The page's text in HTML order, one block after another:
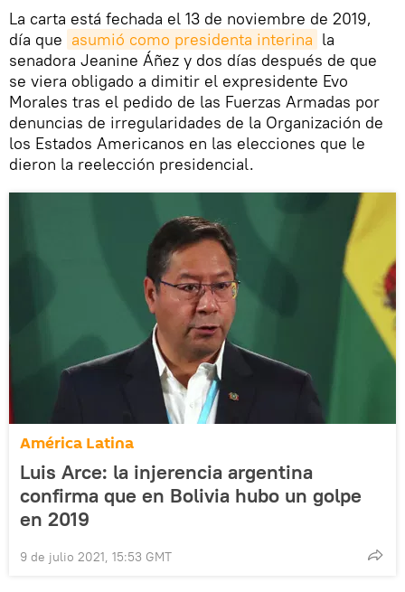
La carta está fechada el 13 de noviembre de 2019,
día que asumió como presidenta interina la
senadora Jeanine Áñez y dos días después de que
se viera obligado a dimitir el expresidente Evo
Morales tras el pedido de las Fuerzas Armadas por
denuncias de irregularidades de la Organización de
los Estados Americanos en las elecciones que le
dieron la reelección presidencial.
América Latina
Luis Arce: la injerencia argentina
confirma que en Bolivia hubo un golpe
en 2019
9 de julio 2021, 15:53 GMT